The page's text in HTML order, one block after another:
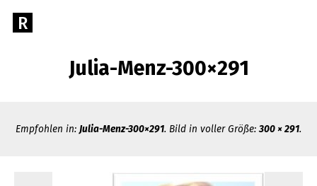
zumGehe
R.
R
RECHTSANWALT
R.
Julia-Menz-300×291
Empfohlen in: Julia-Menz-300×291. Bild in voller Größe:300 × 291.